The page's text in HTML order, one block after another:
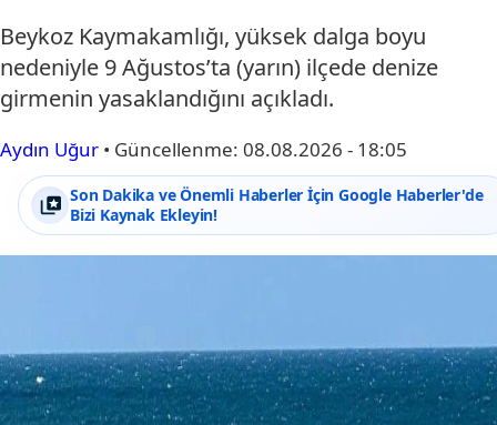
Beykoz Kaymakamlığı, yüksek dalga boyu
nedeniyle 9 Ağustos’ta (yarın) ilçede denize
girmenin yasaklandığını açıkladı.
Aydın Uğur • Güncellenme: 08.08.2026 - 18:05
Son Dakika ve Önemli Haberler İçin Google Haberler'de
Bizi Kaynak Ekleyin!